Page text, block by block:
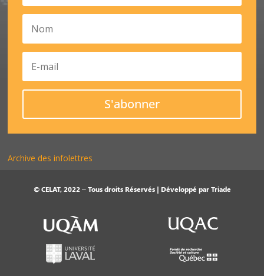
S'abonner
Archive des infolettres
© CELAT, 2022 – Tous droits Réservés | Développé parTriade